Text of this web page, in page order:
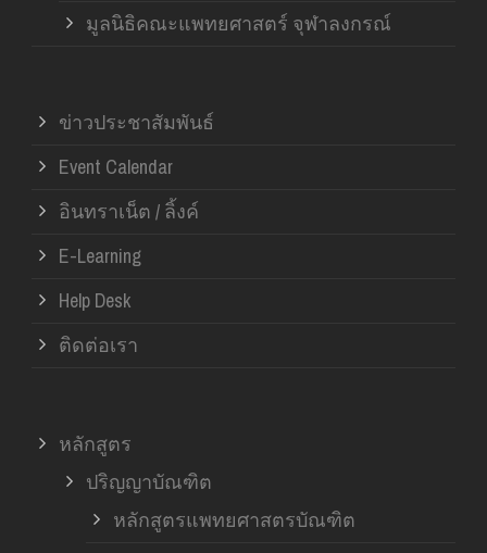
มูลนิธิคณะแพทยศาสตร์ จุฬาลงกรณ์
ข่าวประชาสัมพันธ์
Event Calendar
อินทราเน็ต / ลิ้งค์
E-Learning
Help Desk
ติดต่อเรา
หลักสูตร
ปริญญาบัณฑิต
หลักสูตรแพทยศาสตรบัณฑิต